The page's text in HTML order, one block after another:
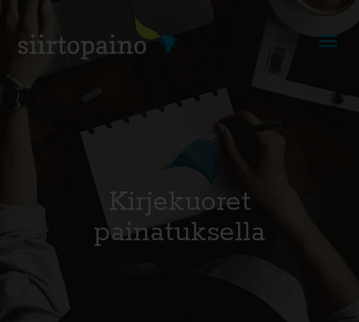
Kirjekuoret
painatuksella